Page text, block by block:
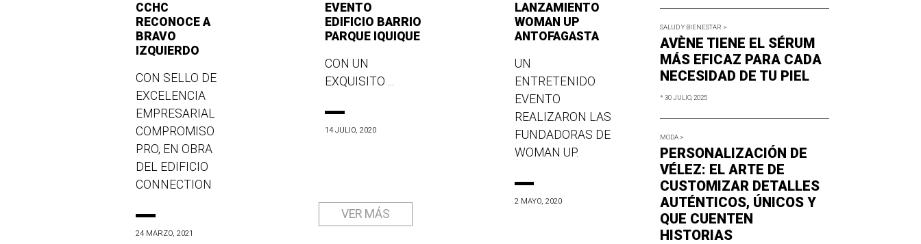
CCHC
RECONOCE A
BRAVO
IZQUIERDO
CON SELLO DE
EXCELENCIA
EMPRESARIAL
COMPROMISO
PRO, EN OBRA
DEL EDIFICIO
CONNECTION
24 MARZO, 2021
EVENTO
EDIFICIO BARRIO
PARQUE IQUIQUE
CON UN
EXQUISITO ...
14 JULIO, 2020
LANZAMIENTO
WOMAN UP
ANTOFAGASTA
UN
ENTRETENIDO
EVENTO
REALIZARON LAS
FUNDADORAS DE
WOMAN UP.
2 MAYO, 2020
VER MÁS
SALUD Y BIENESTAR >
AVÈNE TIENE EL SÉRUM
MÁS EFICAZ PARA CADA
NECESIDAD DE TU PIEL
* 30 JULIO, 2025
MODA >
PERSONALIZACIÓN DE
VÉLEZ: EL ARTE DE
CUSTOMIZAR DETALLES
AUTÉNTICOS, ÚNICOS Y
QUE CUENTEN
HISTORIAS